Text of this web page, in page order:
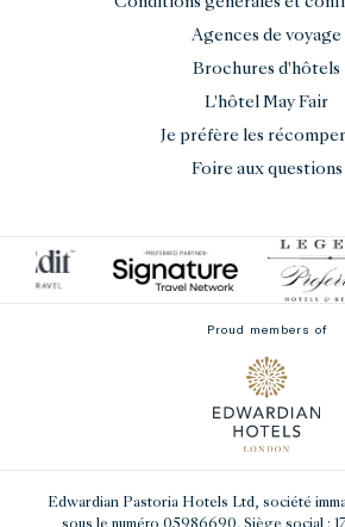
Agences de voyage
Brochures d'hôtels
L'hôtel May Fair
Je préfère les
Foire aux questions
Proud members of
Edwardian Pastoria Hotels Ltd, société